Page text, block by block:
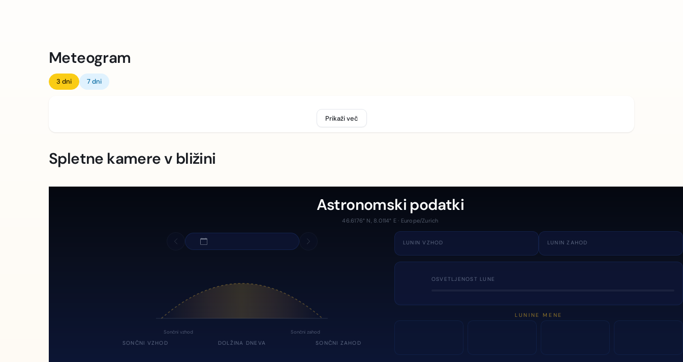
Meteogram
3 dni 7 dni
Prikaži več
Spletne kamere v bližini
Astronomski podatki
46.6176° N, 8.0114° E · Europe/Zurich
Sončni vzhod Sončni zahod
SONČNI VZHOD DOLŽINA DNEVA SONČNI ZAHOD
LUNIN VZHOD LUNIN ZAHOD
OSVETLJENOST LUNE
LUNINE MENE